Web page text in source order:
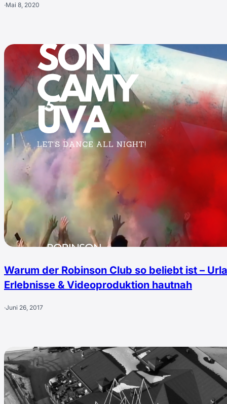
·Mai 8, 2020
Warum der Robinson Club so beliebt ist –
Erlebnisse & Videoproduktion hautnah
·Juni 26, 2017